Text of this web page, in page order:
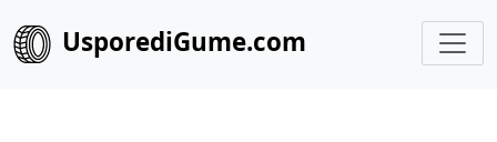
UsporediGume.com